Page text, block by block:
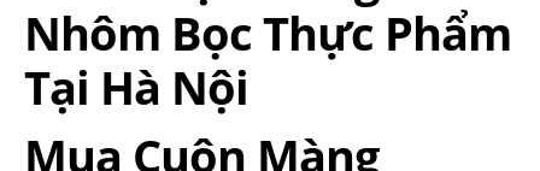
Nhôm Bọc Thực Phẩm
Tại Hà Nội
Mua Cuộn Màng